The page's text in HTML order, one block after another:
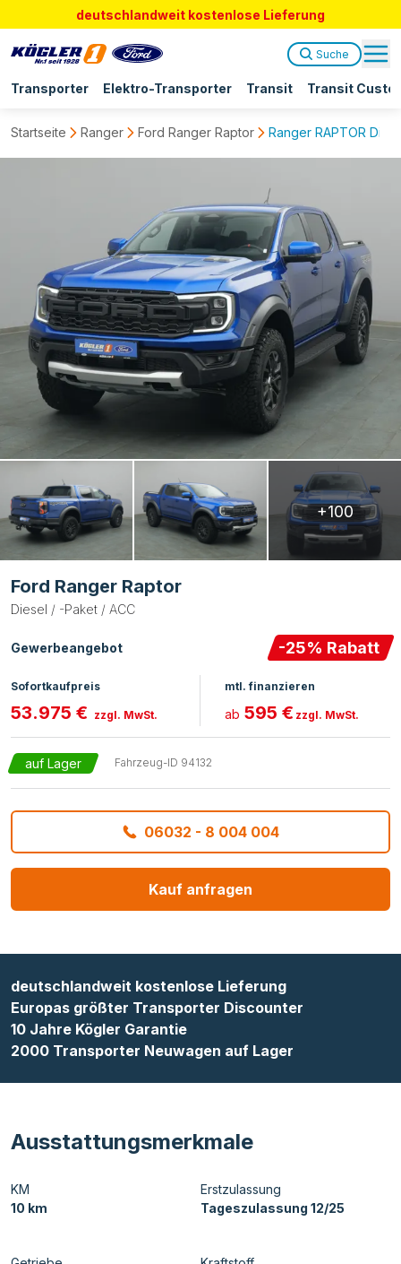
deutschlandweit kostenlose Lieferung
Transporter Elektro-Transporter Transit Transit
Suche
Startseite Ranger Ford Ranger Raptor Ranger RAPTOR
+100
Ford Ranger Raptor
Diesel / -Paket / ACC
Gewerbeangebot -25% Rabatt
Sofortkaufpreis
53.975 € zzgl. MwSt.
mtl. finanzieren
ab 595 € zzgl. MwSt.
auf Lager Fahrzeug-ID 94132
06032 - 8 004 004
Kauf anfragen
deutschlandweit kostenlose Lieferung
Europas größter Transporter Discounter
10 Jahre Kögler Garantie
2000 Transporter Neuwagen auf Lager
Ausstattungsmerkmale
KM
10 km
Erstzulassung
Tageszulassung 12/25